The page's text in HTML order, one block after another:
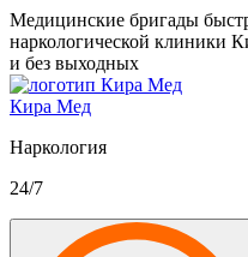
Медицинские бригады
наркологической клиники
и без выходных
Кира Мед
Наркология
24/7